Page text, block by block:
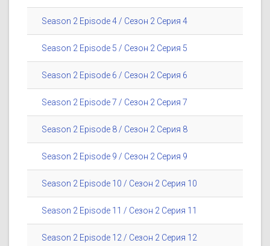
Season 2 Episode 4 / Сезон 2 Серия 4
Season 2 Episode 5 / Сезон 2 Серия 5
Season 2 Episode 6 / Сезон 2 Серия 6
Season 2 Episode 7 / Сезон 2 Серия 7
Season 2 Episode 8 / Сезон 2 Серия 8
Season 2 Episode 9 / Сезон 2 Серия 9
Season 2 Episode 10 / Сезон 2 Серия 10
Season 2 Episode 11 / Сезон 2 Серия 11
Season 2 Episode 12 / Сезон 2 Серия 12